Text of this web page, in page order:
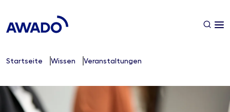
Startseite Wissen Veranstaltungen